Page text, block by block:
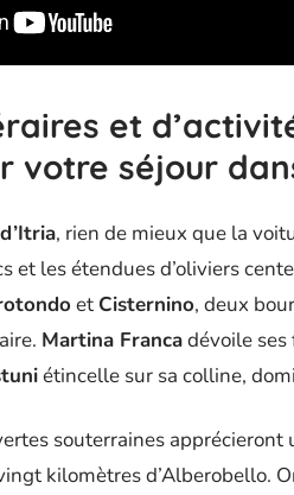
et
votre séjour
, rien de mieux que la
et les étendues d’oliviers
et Cisternino, deux
Martina Francadévoile ses
étincelle sur sa colline,
souterraines apprécieront
kilomètres d’Alberobello.